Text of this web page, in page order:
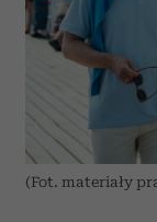
(Fot. materiały